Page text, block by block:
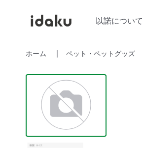
以諾について
ホーム ペット・ペットグッズ